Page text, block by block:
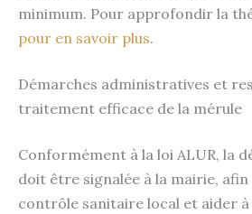
minimum. Pour approfondir la
pour en savoir plus.
Démarches administratives et
traitement efficace de la mérule
Conformément à la loi ALUR, la
doit être signalée à la mairie, afin
contrôle sanitaire local et aider